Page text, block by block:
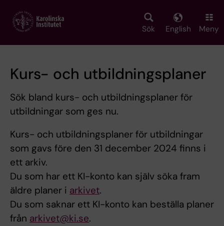
main
Sök English Meny
Kurs- och utbildningsplaner
Sök bland kurs- och utbildningsplaner för
utbildningar som ges nu.
Kurs- och utbildningsplaner för utbildningar
som gavs före den 31 december 2024 finns i
ett arkiv.
Du som har ett KI-konto kan själv söka fram
äldre planer i arkivet.
Du som saknar ett KI-konto kan beställa planer
från arkivet@ki.se.